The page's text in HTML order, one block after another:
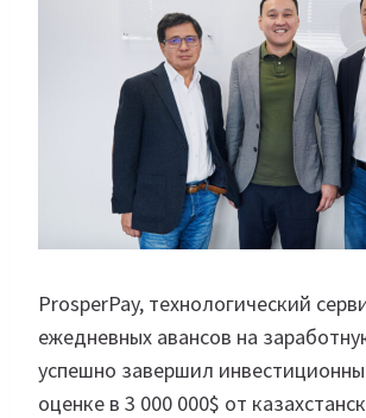
ProsperPay, технологический
ежедневных авансов на
успешно завершил
оценке в 3 000 000$ от